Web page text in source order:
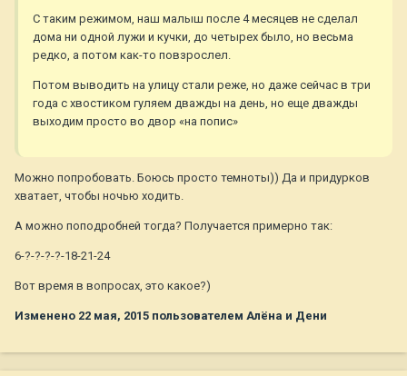
С таким режимом, наш малыш после 4 месяцев не сделал
дома ни одной лужи и кучки, до четырех было, но весьма
редко, а потом как-то повзрослел.
Потом выводить на улицу стали реже, но даже сейчас в три
года с хвостиком гуляем дважды на день, но еще дважды
выходим просто во двор «на попис»
Можно попробовать. Боюсь просто темноты)) Да и придурков
хватает, чтобы ночью ходить.
А можно поподробней тогда? Получается примерно так:
6-?-?-?-?-18-21-24
Вот время в вопросах, это какое?)
Изменено 22 мая, 2015 пользователем Алёна и Дени